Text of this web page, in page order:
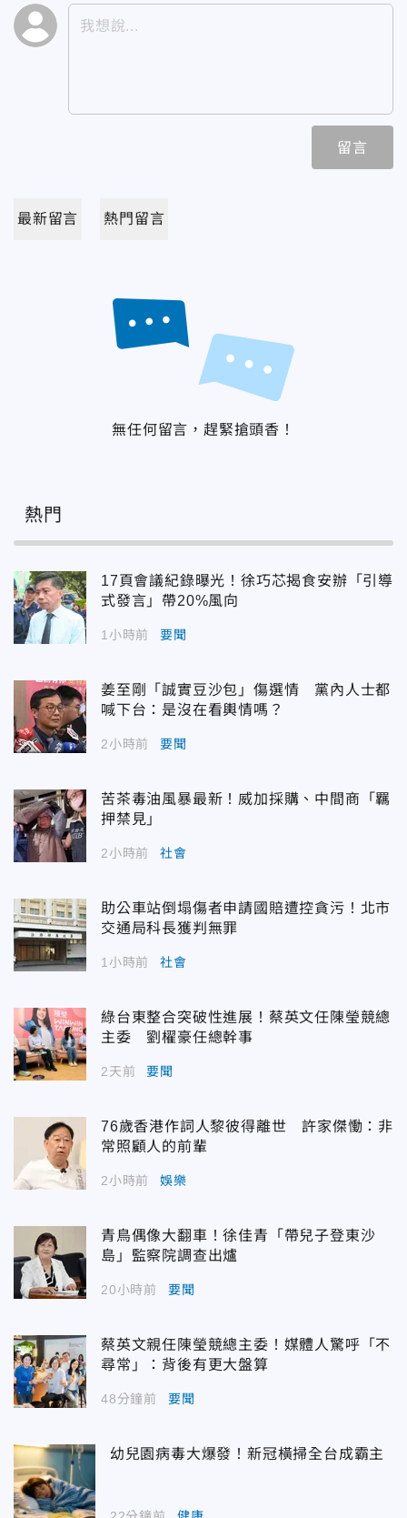
留言
最新留言 熱門留言
無任何留言，趕緊搶頭香！
熱門
17頁會議紀錄曝光！徐巧芯揭食安辦「引導
式發言」帶20%風向
1小時前 要聞
姜至剛「誠實豆沙包」傷選情 黨內人士都
喊下台：是沒在看輿情嗎？
2小時前 要聞
苦茶毒油風暴最新！威加採購、中間商「羈
押禁見」
2小時前 社會
助公車站倒塌傷者申請國賠遭控貪污！北市
交通局科長獲判無罪
1小時前 社會
綠台東整合突破性進展！蔡英文任陳瑩競總
主委 劉櫂豪任總幹事
2天前 要聞
76歲香港作詞人黎彼得離世 許家傑慟：非
常照顧人的前輩
2小時前 娛樂
青鳥偶像大翻車！徐佳青「帶兒子登東沙
島」監察院調查出爐
20小時前 要聞
蔡英文親任陳瑩競總主委！媒體人驚呼「不
尋常」：背後有更大盤算
48分鐘前 要聞
幼兒園病毒大爆發！新冠橫掃全台成霸主